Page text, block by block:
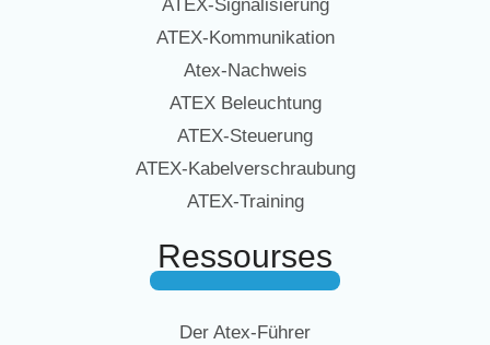
ATEX-Signalisierung
ATEX-Kommunikation
Atex-Nachweis
ATEX Beleuchtung
ATEX-Steuerung
ATEX-Kabelverschraubung
ATEX-Training
Ressourses
Der Atex-Führer